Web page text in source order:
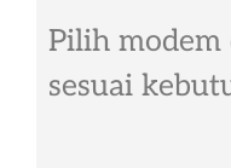
Pilih modem
sesuai